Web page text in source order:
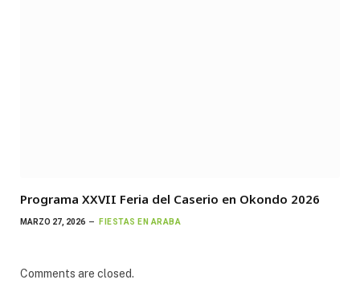
Programa XXVII Feria del Caserio en Okondo 2026
MARZO 27, 2026 FIESTAS EN ARABA
Comments are closed.